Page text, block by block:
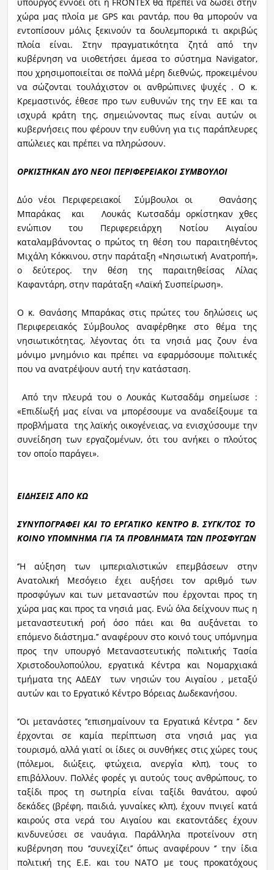
χώρα μας πλοία με GPS και ραντάρ, που θα μπορούν να
εντοπίσουν μόλις ξεκινούν τα δουλεμπορικά τι ακριβώς
πλοία είναι. Στην πραγματικότητα ζητά από την
κυβέρνηση να υιοθετήσει άμεσα το σύστημα Navigator,
που χρησιμοποιείται σε πολλά μέρη διεθνώς, προκειμένου
να σώζονται τουλάχιστον οι ανθρώπινες ψυχές . Ο κ.
Κρεμαστινός, έθεσε προ των ευθυνών της την ΕΕ και τα
ισχυρά κράτη της, σημειώνοντας πως είναι αυτών οι
κυβερνήσεις που φέρουν την ευθύνη για τις παράπλευρες
απώλειες και πρέπει να πληρώσουν.
ΟΡΚΙΣΤΗΚΑΝ ΔΥΟ ΝΕΟΙ ΠΕΡΙΦΕΡΕΙΑΚΟΙ ΣΥΜΒΟΥΛΟΙ
Δύο νέοι Περιφερειακοί Σύμβουλοι οι Θανάσης
Μπαράκας και Λουκάς Κωτσαδάμ ορκίστηκαν χθες
ενώπιον του Περιφερειάρχη Νοτίου Αιγαίου
καταλαμβάνοντας ο πρώτος τη θέση του παραιτηθέντος
Μιχάλη Κόκκινου, στην παράταξη «Νησιωτική Ανατροπή»,
ο δεύτερος. την θέση της παραιτηθείσας Λίλας
Καφαντάρη, στην παράταξη «Λαϊκή Συσπείρωση».
Ο κ. Θανάσης Μπαράκας στις πρώτες του δηλώσεις ως
Περιφερειακός Σύμβουλος αναφέρθηκε στο θέμα της
νησιωτικότητας, λέγοντας ότι τα νησιά μας ζουν ένα
μόνιμο μνημόνιο και πρέπει να εφαρμόσουμε πολιτικές
που να ανατρέψουν αυτή την κατάσταση.
Από την πλευρά του ο Λουκάς Κωτσαδάμ σημείωσε :
«Επιδίωξή μας είναι να μπορέσουμε να αναδείξουμε τα
προβλήματα της λαϊκής οικογένειας, να ενισχύσουμε την
συνείδηση των εργαζομένων, ότι του ανήκει ο πλούτος
τον οποίο παράγει».
ΕΙΔΗΣΕΙΣ ΑΠΟ ΚΩ
ΣΥΝΥΠΟΓΡΑΦΕΙ ΚΑΙ ΤΟ ΕΡΓΑΤΙΚΟ ΚΕΝΤΡΟ Β. ΣΥΓΚ/ΤΟΣ ΤΟ
ΚΟΙΝΟ ΥΠΟΜΝΗΜΑ ΓΙΑ ΤΑ ΠΡΟΒΛΗΜΑΤΑ ΤΩΝ ΠΡΟΣΦΥΓΩΝ
‘’Η αύξηση των ιμπεριαλιστικών επεμβάσεων στην
Ανατολική Μεσόγειο έχει αυξήσει τον αριθμό των
προσφύγων και των μεταναστών που έρχονται προς τη
χώρα μας και προς τα νησιά μας. Ενώ όλα δείχνουν πως η
μεταναστευτική ροή όσο πάει και θα αυξάνεται το
επόμενο διάστημα.’’ αναφέρουν στο κοινό τους υπόμνημα
προς την υπουργό Μεταναστευτικής πολιτικής Τασία
Χριστοδουλοπούλου, εργατικά Κέντρα και Νομαρχιακά
τμήματα της ΑΔΕΔΥ των νησιών του Αιγαίου , μεταξύ
αυτών και το Εργατικό Κέντρο Βόρειας Δωδεκανήσου.
‘’Οι μετανάστες ’’επισημαίνουν τα Εργατικά Κέντρα ’’ δεν
έρχονται σε καμία περίπτωση στα νησιά μας για
τουρισμό, αλλά γιατί οι ίδιες οι συνθήκες στις χώρες τους
(πόλεμοι, διώξεις, φτώχεια, ανεργία κλπ), τους το
επιβάλλουν. Πολλές φορές γι αυτούς τους ανθρώπους, το
ταξίδι προς τη σωτηρία είναι ταξίδι θανάτου, αφού
δεκάδες (βρέφη, παιδιά, γυναίκες κλπ), έχουν πνιγεί κατά
καιρούς στα νερά του Αιγαίου και εκατοντάδες έχουν
κινδυνεύσει σε ναυάγια. Παράλληλα προτείνουν στη
κυβέρνηση που ‘’συνεχίζει’’ όπως αναφέρουν ‘’ την ίδια
πολιτική της Ε.Ε. και του ΝΑΤΟ με τους προκατόχους